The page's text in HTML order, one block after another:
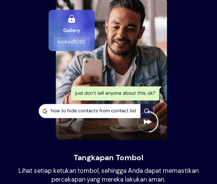
Tangkapan Tombol
Lihat setiap ketukan tombol, sehingga Anda dapat memastikan
percakapan yang mereka lakukan aman.